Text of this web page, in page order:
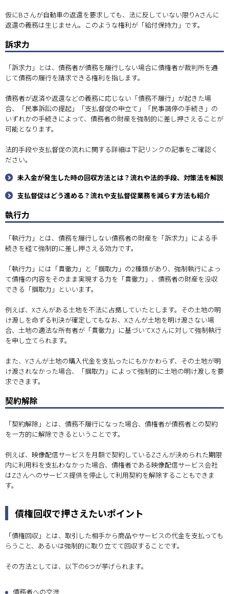
仮にBさんが自動車の返還を要求しても、法に反していない限りAさんに
返還の義務は生じません。このような権利が「給付保持力」です。
訴求力
「訴求力」とは、債務者が債務を履行しない場合に債権者が裁判所を通
じて債務の履行を請求できる権利を指します。
債務者が返済や返還などの義務に応じない「債務不履行」が起きた場
合、「民事訴訟の提起」「支払督促の申立て」「民事調停の手続き」の
いずれかの手続きによって、債務者の財産を強制的に差し押さえることが
可能となります。
法的手段や支払督促の流れに関する詳細は下記リンクの記事をご確認く
ださい。
未入金が発生した時の回収方法とは？流れや法的手段、対策法を解説
支払督促はどう進める？流れや支払督促業務を減らす方法も紹介
執行力
「執行力」とは、債務を履行しない債務者の財産を「訴求力」による手
続きを経て強制的に差し押さえる効力です。
「執行力」には「貫徹力」と「掴取力」の2種類があり、強制執行によっ
て債権の内容をそのまま実現する力を「貫徹力」、債務者の財産を没収
できる「掴取力」といいます。
例えば、Xさんがある土地を不法に占拠していたとします。その土地の明
け渡しを命ずる判決が確定してもなお、Xさんが土地を明け渡さない場
合、土地の適法な所有者が「貫徹力」に基づいてXさんに対して強制執行
を申し立てられます。
また、Yさんが土地の購入代金を支払ったにもかかわらず、その土地が明
け渡されなかった場合、「掴取力」によって強制的に土地の明け渡しを要
求できます。
契約解除
「契約解除」とは、債務不履行になった場合、債権者が債務者との契約
を一方的に解除できるということです。
例えば、映像配信サービスを月額で契約しているZさんが決められた期限
内に利用料を支払わなかった場合、債権者である映像配信サービス会社
はZさんへのサービス提供を停止して利用契約を解除することもできま
す。
債権回収で押さえたいポイント
「債権回収」とは、取引した相手から商品やサービスの代金を支払っても
らうこと、あるいは強制的に取り立てて回収することです。
その方法としては、以下の6つが挙げられます。
債務者への交渉